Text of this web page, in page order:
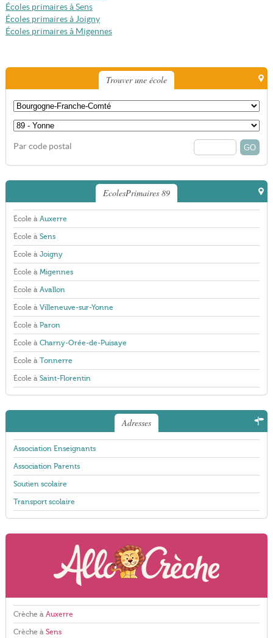
Écoles primaires à Sens
Écoles primaires à Joigny
Écoles primaires à Migennes
Trouver une école
Par code postal
EcolesPrimaires 89
École à Auxerre
École à Sens
École à Joigny
École à Migennes
École à Avallon
École à Villeneuve-sur-Yonne
École à Paron
École à Charny-Orée-de-Puisaye
École à Tonnerre
École à Saint-Florentin
Adresses
Association Enseignants
Association Parents
Soutien scolaire
Transport scolaire
Crèche à Auxerre
Crèche à Sens